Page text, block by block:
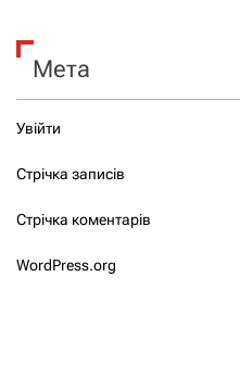
Мета
Увійти
Стрічка записів
Стрічка коментарів
WordPress.org